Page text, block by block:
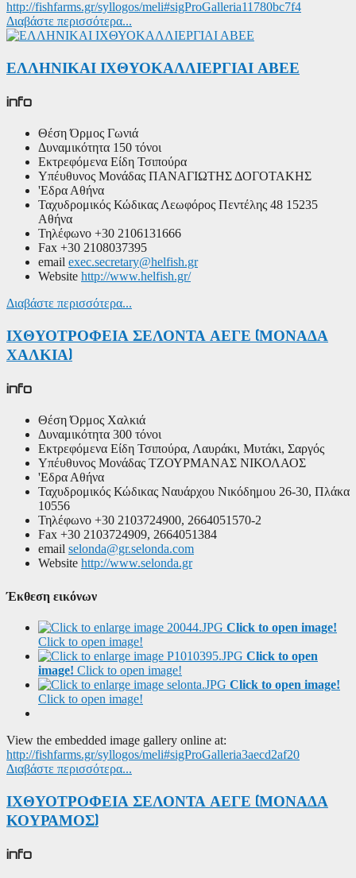
http://fishfarms.gr/syllogos/meli#sigProGalleria11780bc7f4
Διαβάστε περισσότερα...
ΕΛΛΗΝΙΚΑΙ ΙΧΘΥΟΚΑΛΛΙΕΡΓΙΑΙ ΑΒΕΕ
info
Θέση Όρμος Γωνιά
Δυναμικότητα 150 τόνοι
Εκτρεφόμενα Είδη Τσιπούρα
Υπέυθυνος Μονάδας ΠΑΝΑΓΙΩΤΗΣ ΔΟΓΟΤΑΚΗΣ
'Εδρα Αθήνα
Ταχυδρομικός Κώδικας Λεωφόρος Πεντέλης 48 15235
Αθήνα
Τηλέφωνο +30 2106131666
Fax +30 2108037395
email exec.secretary@helfish.gr
Website http://www.helfish.gr/
Διαβάστε περισσότερα...
ΙΧΘΥΟΤΡΟΦΕΙΑ ΣΕΛΟΝΤΑ ΑΕΓΕ (ΜΟΝΑΔΑ
ΧΑΛΚΙΑ)
info
Θέση Όρμος Χαλκιά
Δυναμικότητα 300 τόνοι
Εκτρεφόμενα Είδη Τσιπούρα, Λαυράκι, Μυτάκι, Σαργός
Υπέυθυνος Μονάδας ΤΖΟΥΡΜΑΝΑΣ ΝΙΚΟΛΑΟΣ
'Εδρα Αθήνα
Ταχυδρομικός Κώδικας Ναυάρχου Νικόδημου 26-30, Πλάκα
10556
Τηλέφωνο +30 2103724900, 2664051570-2
Fax +30 2103724909, 2664051384
email selonda@gr.selonda.com
Website http://www.selonda.gr
Έκθεση εικόνων
Click to open image!
Click to open image!
Click to open
image! Click to open image!
Click to open image!
Click to open image!
View the embedded image gallery online at:
http://fishfarms.gr/syllogos/meli#sigProGalleria3aecd2af20
Διαβάστε περισσότερα...
ΙΧΘΥΟΤΡΟΦΕΙΑ ΣΕΛΟΝΤΑ ΑΕΓΕ (ΜΟΝΑΔΑ
ΚΟΥΡΑΜΟΣ)
info